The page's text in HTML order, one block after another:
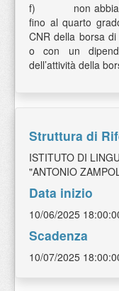
f) non abbiano
fino al quarto
CNR della borsa
o con un
dell’attività della
Struttura di
ISTITUTO DI
"ANTONIO
Data inizio
10/06/2025
Scadenza
10/07/2025